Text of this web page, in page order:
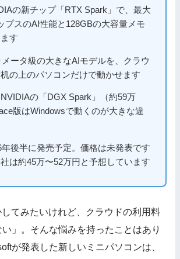
の新チップ「RTX Spark」で、最大
プスのAI性能と128GBの大容量メモ
す
ータ級の大きなAIモデルを、クラウ
机の上のパソコンだけで動かせます
の「DGX Spark」（約59万
版はWindowsで動くのが大きな違
後半に発売予定。価格は未発表です
は約45万〜52万円と予想しています
してみたいけれど、クラウドの利用料
」。そんな悩みを持ったことはあり
が発表した新しいミニパソコンは、